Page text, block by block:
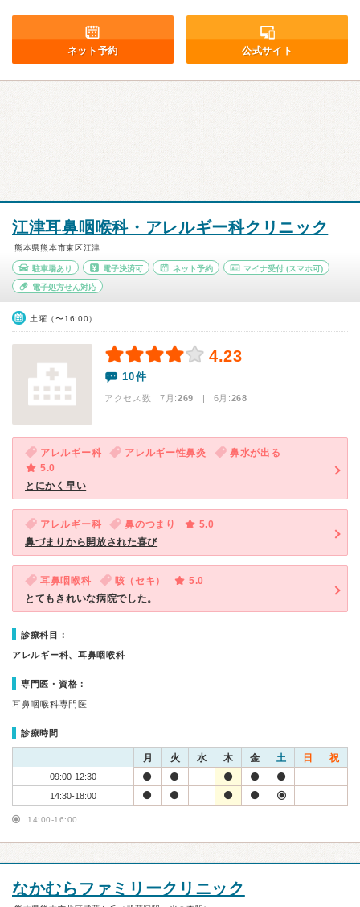
ネット予約 公式サイト
江津耳鼻咽喉科・アレルギー科クリニック
熊本県熊本市東区江津
駐車場あり 電子決済可 ネット予約 マイナ受付 (スマホ可)
電子処方せん対応
土曜（〜16:00）
4.23
10件
アクセス数 7月:269 | 6月:268
アレルギー科 アレルギー性鼻炎
鼻水が出る
5.0
とにかく早い
アレルギー科 鼻のつまり
5.0
鼻づまりから開放された喜び
耳鼻咽喉科 咳（セキ）
5.0
とてもきれいな病院でした。
診療科目：
アレルギー科、耳鼻咽喉科
専門医・資格：
耳鼻咽喉科専門医
診療時間
月 火 水 木 金 土 日 祝
09:00-12:30
14:30-18:00
14:00-16:00
なかむらファミリークリニック